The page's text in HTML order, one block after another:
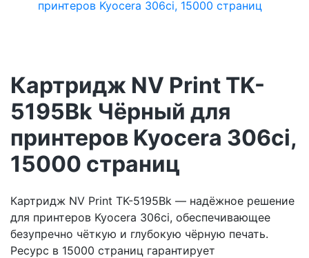
Картридж NV Print TK-
5195Bk Чёрный для
принтеров Kyocera 306ci,
15000 страниц
Картридж NV Print TK-5195Bk — надёжное решение
для принтеров Kyocera 306ci, обеспечивающее
безупречно чёткую и глубокую чёрную печать.
Ресурс в 15000 страниц гарантирует